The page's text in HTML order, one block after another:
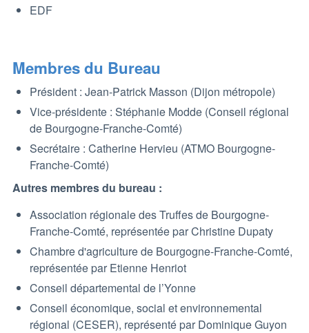
EDF
Membres du Bureau
Président : Jean-Patrick Masson (Dijon métropole)
Vice-présidente : Stéphanie Modde (Conseil régional
de Bourgogne-Franche-Comté)
Secrétaire : Catherine Hervieu (ATMO Bourgogne-
Franche-Comté)
Autres membres du bureau :
Association régionale des Truffes de Bourgogne-
Franche-Comté, représentée par Christine Dupaty
Chambre d'agriculture de Bourgogne-Franche-Comté,
représentée par Etienne Henriot
Conseil départemental de l’Yonne
Conseil économique, social et environnemental
régional (CESER), représenté par Dominique Guyon